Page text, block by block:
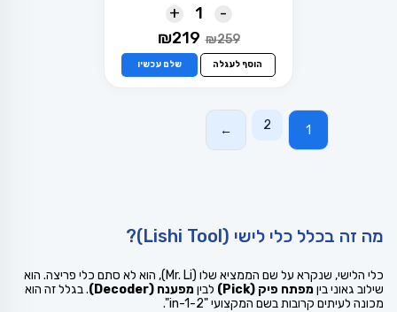
-
+
₪259
המחיר
₪259.
₪219
הוא:
₪219.
הוסף לעגלה שלם עכשיו
1
2
←
מה זה בכלל כלי לישי (Lishi Tool)?
כלי הלישי, שנקרא על שם הממציא שלו (Mr. Li), הוא לא סתם כלי פריצה. הוא
שילוב גאוני ביןמפתח פיק (Pick) לביןמפענח (Decoder)
. בגלל זה הוא
מכונה לעיתים קרובות בשם המקצועי "2-in-1".